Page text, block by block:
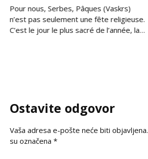
Pour nous, Serbes, Pâques (Vaskrs)
n’est pas seulement une fête religieuse.
C’est le jour le plus sacré de l’année, la
Ostavite odgovor
Vaša adresa e-pošte neće biti objavljena.
su označena *